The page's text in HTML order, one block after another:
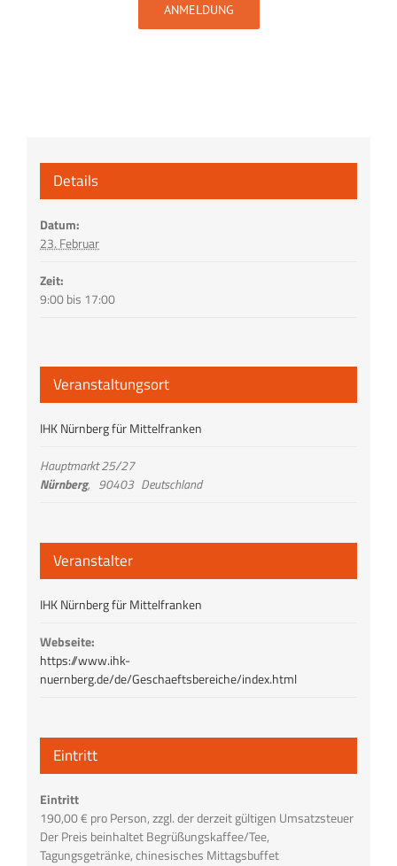
ANMELDUNG
Details
Datum:
23. Februar
Zeit:
9:00 bis 17:00
Veranstaltungsort
IHK Nürnberg für Mittelfranken
Hauptmarkt 25/27
Nürnberg, 90403 Deutschland
Veranstalter
IHK Nürnberg für Mittelfranken
Webseite:
https://www.ihk-
nuernberg.de/de/Geschaeftsbereiche/index.html
Eintritt
Eintritt
190,00 € pro Person, zzgl. der derzeit gültigen Umsatzsteuer
Der Preis beinhaltet Begrüßungskaffee/Tee,
Tagungsgetränke, chinesisches Mittagsbuffet